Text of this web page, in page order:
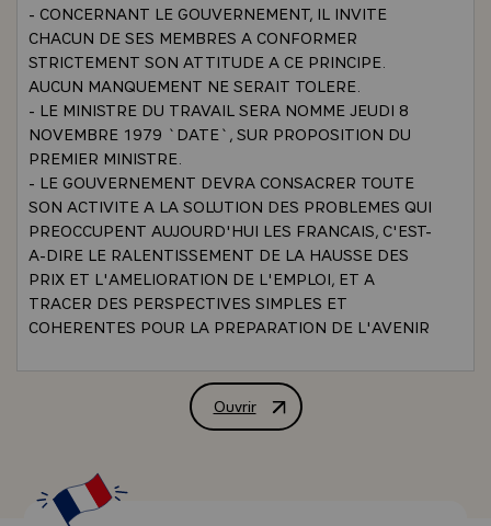
- CONCERNANT LE GOUVERNEMENT, IL INVITE
CHACUN DE SES MEMBRES A CONFORMER
STRICTEMENT SON ATTITUDE A CE PRINCIPE.
AUCUN MANQUEMENT NE SERAIT TOLERE.
- LE MINISTRE DU TRAVAIL SERA NOMME JEUDI 8
NOVEMBRE 1979 `DATE`, SUR PROPOSITION DU
PREMIER MINISTRE.
- LE GOUVERNEMENT DEVRA CONSACRER TOUTE
SON ACTIVITE A LA SOLUTION DES PROBLEMES QUI
PREOCCUPENT AUJOURD'HUI LES FRANCAIS, C'EST-
A-DIRE LE RALENTISSEMENT DE LA HAUSSE DES
PRIX ET L'AMELIORATION DE L'EMPLOI, ET A
TRACER DES PERSPECTIVES SIMPLES ET
COHERENTES POUR LA PREPARATION DE L'AVENIR
Ouvrir
DECLARATION EN CONSEIL DES